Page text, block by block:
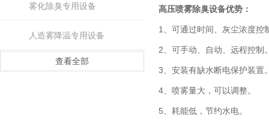
雾化除臭专用设备
人造雾降温专用设备
查看全部
高压喷雾除臭设备优势：
1、可通过时间、灰尘浓度控
2、可手动、自动、远程控制
3、安装有缺水断电保护装置
4、喷雾量大，可以调整。
5、耗能低，节约水电。